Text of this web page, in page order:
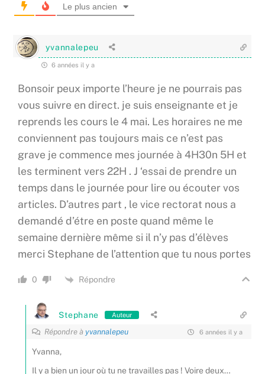
Le plus ancien
yvannalepeu
6 années il y a
Bonsoir peux importe l’heure je ne pourrais pas
vous suivre en direct. je suis enseignante et je
reprends les cours le 4 mai. Les horaires ne me
conviennent pas toujours mais ce n’est pas
grave je commence mes journée à 4H30n 5H et
les terminent vers 22H . J ‘essai de prendre un
temps dans le journée pour lire ou écouter vos
articles. D’autres part , le vice rectorat nous a
demandé d’étre en poste quand même le
semaine dernière même si il n’y pas d’élèves
merci Stephane de l’attention que tu nous portes
0 Répondre
Stephane Auteur
Répondre à yvannalepeu 6 années il y a
Yvanna,
Il y a bien un jour où tu ne travailles pas ! Voire deux…